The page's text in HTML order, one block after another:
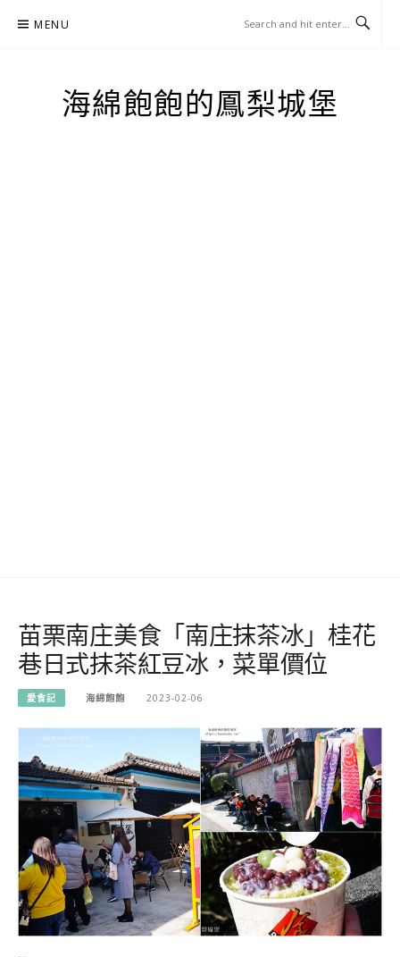
MENU
海綿飽飽的鳳梨城堡
苗栗南庄美食「南庄抹茶冰」桂花
巷日式抹茶紅豆冰，菜單價位
愛食記 海綿飽飽 2023-02-06